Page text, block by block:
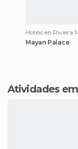
Hotéis en Riviera
Mayan Palace
Atividades